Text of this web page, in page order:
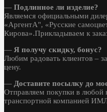
— Подлинное ли изделие?
Являемся официальными
«АргентА", «Русские
Кирова».Прикладываем к
— Я получу скидку, бонус?
Любим радовать клиентов –
цену.
— Доставите посылку до
Отправляем покупки в любой
транспортной компанией